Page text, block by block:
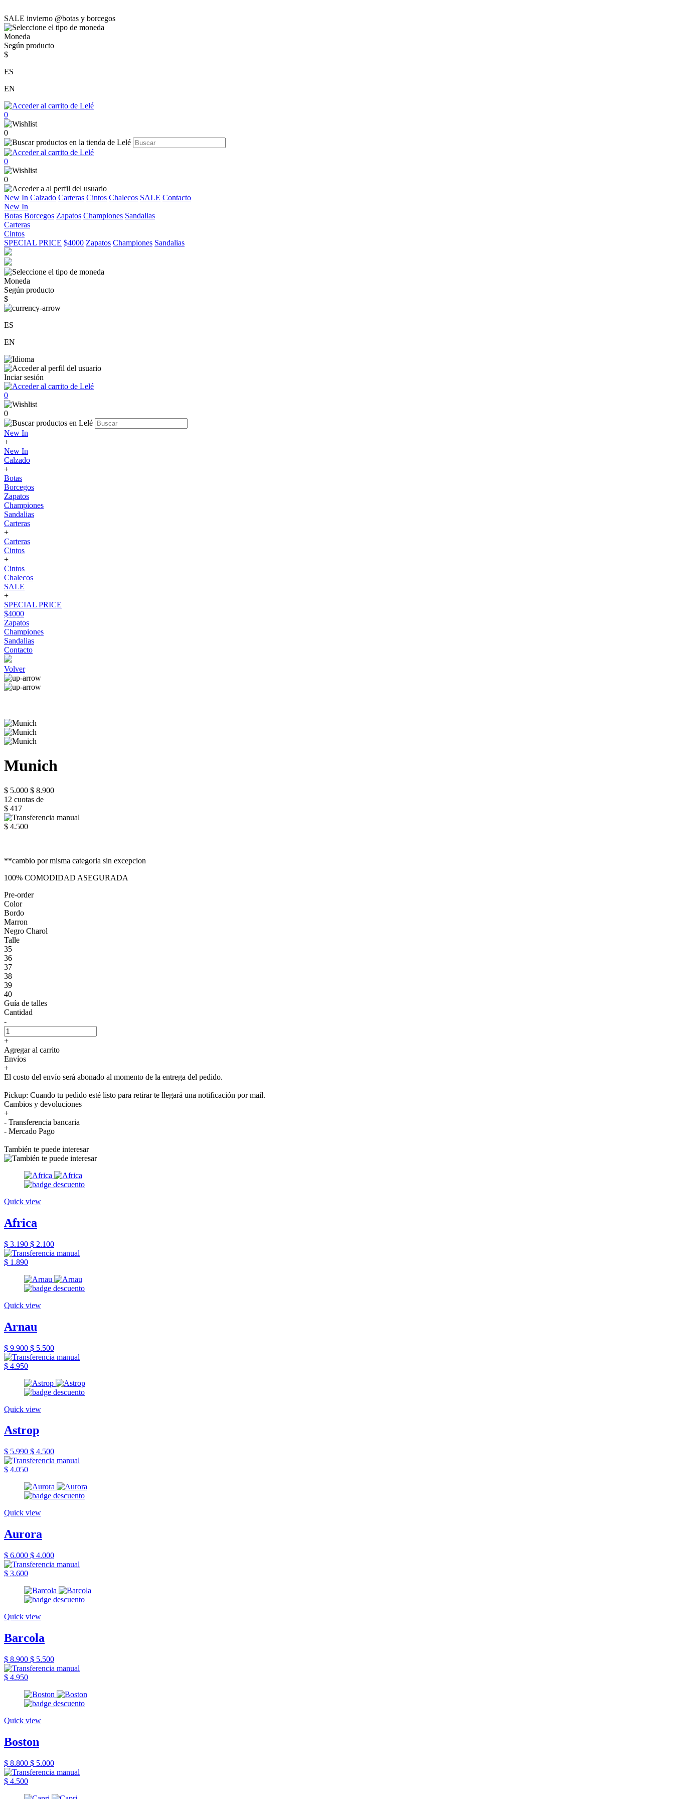
SALE invierno @botas y borcegos
Moneda
Según producto
$
ES
EN
0
0
0
0
New In Calzado Carteras Cintos Chalecos SALE Contacto
New In
Botas Borcegos Zapatos Championes Sandalias
Carteras
Cintos
SPECIAL PRICE $4000 Zapatos Championes Sandalias
Moneda
Según producto
$
ES
EN
Inciar sesión
0
0
New In
+
New In
Calzado
+
Botas
Borcegos
Zapatos
Championes
Sandalias
Carteras
+
Carteras
Cintos
+
Cintos
Chalecos
SALE
+
SPECIAL PRICE
$4000
Zapatos
Championes
Sandalias
Contacto
Volver
Munich
$ 5.000 $ 8.900
12 cuotas de
$ 417
$ 4.500
**cambio por misma categoria sin excepcion
100% COMODIDAD ASEGURADA
Pre-order
Color
Bordo
Marron
Negro Charol
Talle
35
36
37
38
39
40
Guía de talles
Cantidad
-
+
Agregar al carrito
Envíos
+
El costo del envío será abonado al momento de la entrega del pedido.
Pickup: Cuando tu pedido esté listo para retirar te llegará una notificación por mail.
Cambios y devoluciones
+
- Transferencia bancaria
- Mercado Pago
También te puede interesar
Quick view
Africa
$ 3.190 $ 2.100
$ 1.890
Quick view
Arnau
$ 9.900 $ 5.500
$ 4.950
Quick view
Astrop
$ 5.990 $ 4.500
$ 4.050
Quick view
Aurora
$ 6.000 $ 4.000
$ 3.600
Quick view
Barcola
$ 8.900 $ 5.500
$ 4.950
Quick view
Boston
$ 8.800 $ 5.000
$ 4.500